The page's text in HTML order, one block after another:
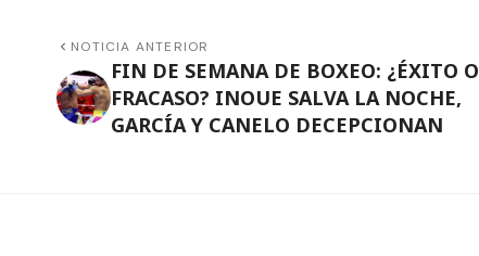
NOTICIA ANTERIOR
FIN DE SEMANA DE BOXEO: ¿ÉXITO O
FRACASO? INOUE SALVA LA NOCHE,
GARCÍA Y CANELO DECEPCIONAN